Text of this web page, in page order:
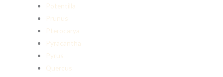
Potentilla
Prunus
Pterocarya
Pyracantha
Pyrus
Quercus